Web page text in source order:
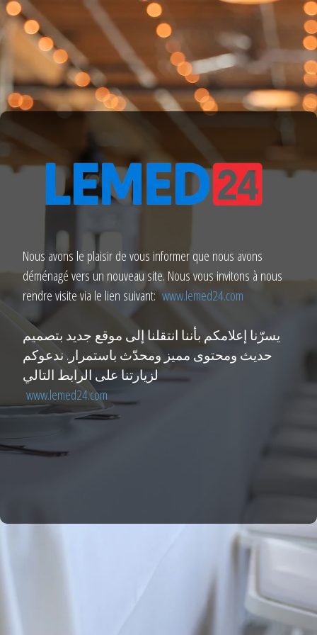
Nous avons le plaisir de vous informer que nous avons
déménagé vers un nouveau site. Nous vous invitons à nous
rendre visite via le lien suivant:www.lemed24.com
يسرّنا إعلامكم بأننا انتقلنا إلى موقع جديد بتصميم
حديث ومحتوى مميز ومحدّث باستمرار. ندعوكم
لزيارتنا على الرابط التالي
www.lemed24.com